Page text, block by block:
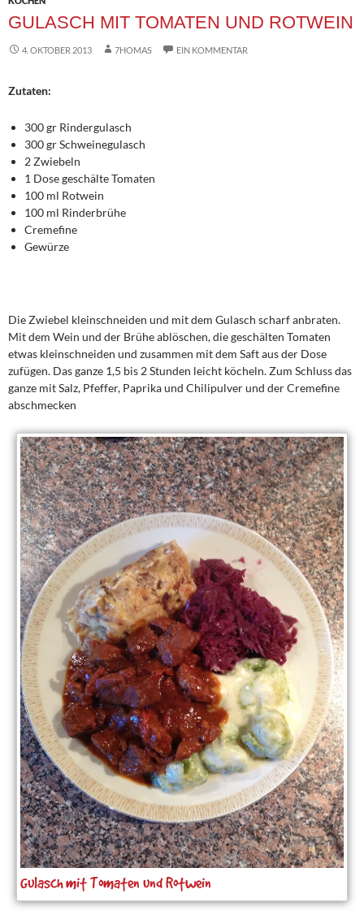
GULASCH MIT TOMATEN UND ROTWEIN
4. OKTOBER 2013 7HOMAS EIN KOMMENTAR
Zutaten:
300 gr Rindergulasch
300 gr Schweinegulasch
2 Zwiebeln
1 Dose geschälte Tomaten
100 ml Rotwein
100 ml Rinderbrühe
Cremefine
Gewürze
Die Zwiebel kleinschneiden und mit dem Gulasch scharf anbraten.
Mit dem Wein und der Brühe ablöschen, die geschälten Tomaten
etwas kleinschneiden und zusammen mit dem Saft aus der Dose
zufügen. Das ganze 1,5 bis 2 Stunden leicht köcheln. Zum Schluss das
ganze mit Salz, Pfeffer, Paprika und Chilipulver und der Cremefine
abschmecken
Gulasch mit Tomaten und Rotwein